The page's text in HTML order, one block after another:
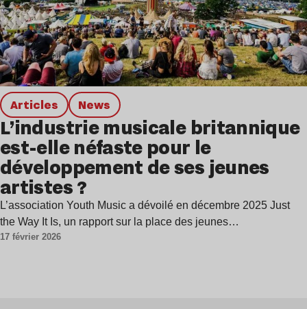
Articles news
L’industrie musicale britannique
est-elle néfaste pour le
développement de ses jeunes
artistes ?
L’association Youth Music a dévoilé en décembre 2025 Just
the Way It Is, un rapport sur la place des jeunes…
17 février 2026